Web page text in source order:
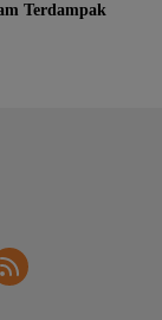
Terdampak